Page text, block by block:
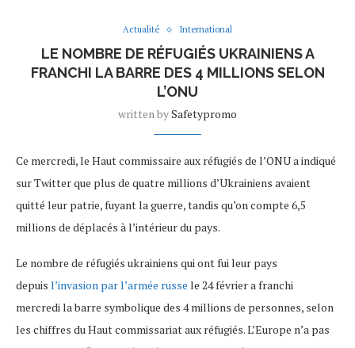
Actualité International
LE NOMBRE DE RÉFUGIÉS UKRAINIENS A
FRANCHI LA BARRE DES 4 MILLIONS SELON
L’ONU
written bySafetypromo
Ce mercredi, le Haut commissaire aux réfugiés de l’ONU a indiqué
sur Twitter que plus de quatre millions d’Ukrainiens avaient
quitté leur patrie, fuyant la guerre, tandis qu’on compte 6,5
millions de déplacés à l’intérieur du pays.
Le nombre de réfugiés ukrainiens qui ont fui leur pays
depuis l’invasion par l’armée russe le 24 février a franchi
mercredi la barre symbolique des 4 millions de personnes, selon
les chiffres du Haut commissariat aux réfugiés. L’Europe n’a pas